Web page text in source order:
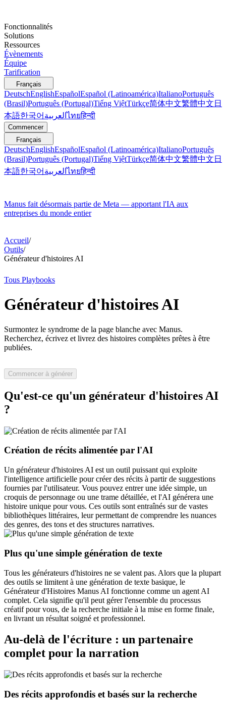
Fonctionnalités
Solutions
Ressources
Évènements
Équipe
Tarification
Français
DeutschEnglishEspañolEspañol (Latinoamérica)ItalianoPortuguês
(Brasil)Português (Portugal)Tiếng ViệtTürkçe简体中文繁體中文 日
本語한국어 العربيةไทยहिन्दी
Commencer
Français
DeutschEnglishEspañolEspañol (Latinoamérica)ItalianoPortuguês
(Brasil)Português (Portugal)Tiếng ViệtTürkçe简体中文繁體中文 日
本語한국어 العربيةไทยहिन्दी
Manus fait désormais partie de Meta — apportant l'IA aux
entreprises du monde entier
Accueil/
Outils/
Générateur d'histoires AI
Tous Playbooks
Générateur d'histoires AI
Surmontez le syndrome de la page blanche avec Manus.
Recherchez, écrivez et livrez des histoires complètes prêtes à être
publiées.
Commencer à générer
Qu'est-ce qu'un générateur d'histoires AI
?
Création de récits alimentée par l'AI
Un générateur d'histoires AI est un outil puissant qui exploite
l'intelligence artificielle pour créer des récits à partir de suggestions
fournies par l'utilisateur. Vous pouvez entrer une idée simple, un
croquis de personnage ou une trame détaillée, et l'AI générera une
histoire unique pour vous. Ces outils sont entraînés sur de vastes
bibliothèques littéraires, leur permettant de comprendre les nuances
des genres, des tons et des structures narratives.
Plus qu'une simple génération de texte
Tous les générateurs d'histoires ne se valent pas. Alors que la plupart
des outils se limitent à une génération de texte basique, le
Générateur d'Histoires Manus AI fonctionne comme un agent AI
complet. Cela signifie qu'il peut gérer l'ensemble du processus
créatif pour vous, de la recherche initiale à la mise en forme finale,
en livrant un résultat soigné et professionnel.
Au-delà de l'écriture : un partenaire
complet pour la narration
Des récits approfondis et basés sur la recherche